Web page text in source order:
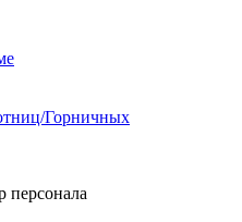
Горничных
персонала